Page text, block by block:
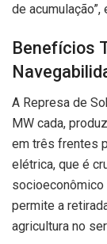
de
Benefícios
A Represa de
MW cada,
em três frentes
elétrica, que é
socioeconômico
permite a
agricultura no